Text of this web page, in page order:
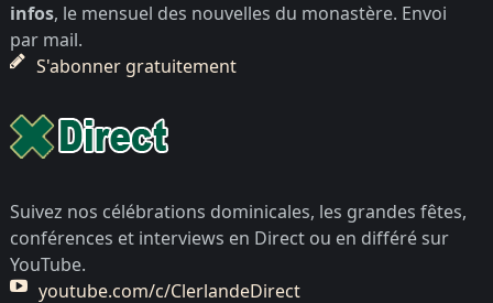
infos, le mensuel des nouvelles du monastère. Envoi
par mail.
S'abonner gratuitement
Suivez nos célébrations dominicales, les grandes fêtes,
conférences et interviews en Direct ou en différé sur
YouTube.
youtube.com/c/ClerlandeDirect